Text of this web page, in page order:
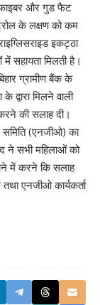
फाइबर और गुड फैट
के लक्षण को कम
इकट्ठा
सहायता मिलती है।
ग्रामीण बैंक के
द्वारा मिलने वाली
की सलाह दी।
(एनजीओ) का
ने सभी महिलाओं को
में करने कि सलाह
एनजीओ कार्यकर्ता